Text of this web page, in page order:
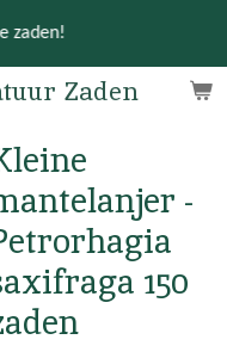
Zaden
zaden!
-
150